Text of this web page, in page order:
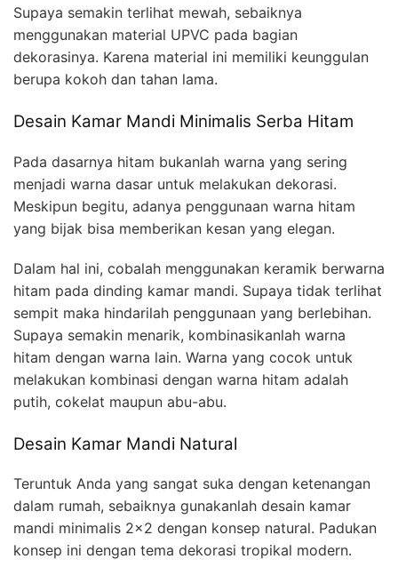
Supaya semakin terlihat mewah, sebaiknya
menggunakan material UPVC pada bagian
dekorasinya. Karena material ini memiliki keunggulan
berupa kokoh dan tahan lama.
Desain Kamar Mandi Minimalis Serba Hitam
Pada dasarnya hitam bukanlah warna yang sering
menjadi warna dasar untuk melakukan dekorasi.
Meskipun begitu, adanya penggunaan warna hitam
yang bijak bisa memberikan kesan yang elegan.
Dalam hal ini, cobalah menggunakan keramik berwarna
hitam pada dinding kamar mandi. Supaya tidak terlihat
sempit maka hindarilah penggunaan yang berlebihan.
Supaya semakin menarik, kombinasikanlah warna
hitam dengan warna lain. Warna yang cocok untuk
melakukan kombinasi dengan warna hitam adalah
putih, cokelat maupun abu-abu.
Desain Kamar Mandi Natural
Teruntuk Anda yang sangat suka dengan ketenangan
dalam rumah, sebaiknya gunakanlah desain kamar
mandi minimalis 2×2 dengan konsep natural. Padukan
konsep ini dengan tema dekorasi tropikal modern.